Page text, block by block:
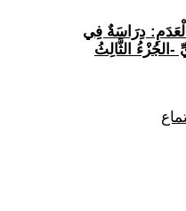
وَالْعَدَمِ: دِرَاسَةٌ فِي
-الجُزْءُ الثَّالِثُ